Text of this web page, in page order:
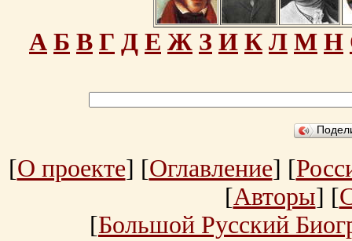
А Б В Г Д Е Ж З И К Л М Н
[О проекте] [Оглавление] [
[Авторы] [
[Большой Русский